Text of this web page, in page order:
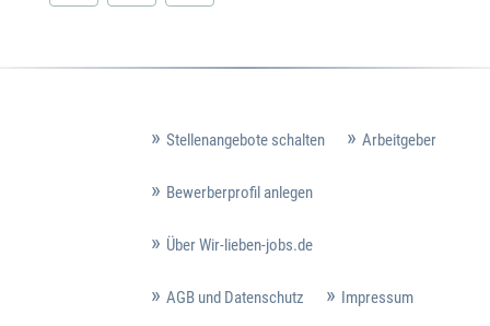
Stellenangebote schalten Arbeitgeber
Bewerberprofil anlegen
Über Wir-lieben-jobs.de
AGB und Datenschutz Impressum